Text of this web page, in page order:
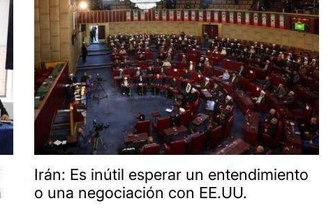
Irán: Es inútil esperar un entendimiento
o una negociación con EE.UU.